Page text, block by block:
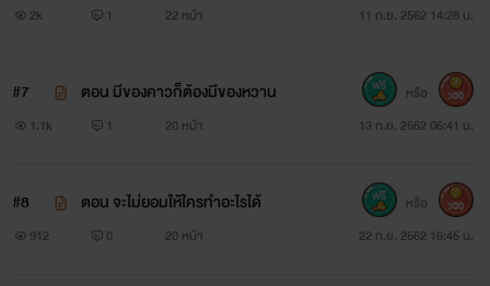
แพร พิญารินทร์
2k 1 22 หน้า 11 ก.ย. 2562 14:28 น.
#7 ตอน มีของคาวก็ต้องมีของหวาน
1.1k 1 20 หน้า 13 ก.ย. 2562 06:41 น.
หรือ 300
#8 ตอน จะไม่ยอมให้ใครทำอะไรได้
912 0 20 หน้า 22 ก.ย. 2562 16:45 น.
หรือ 300